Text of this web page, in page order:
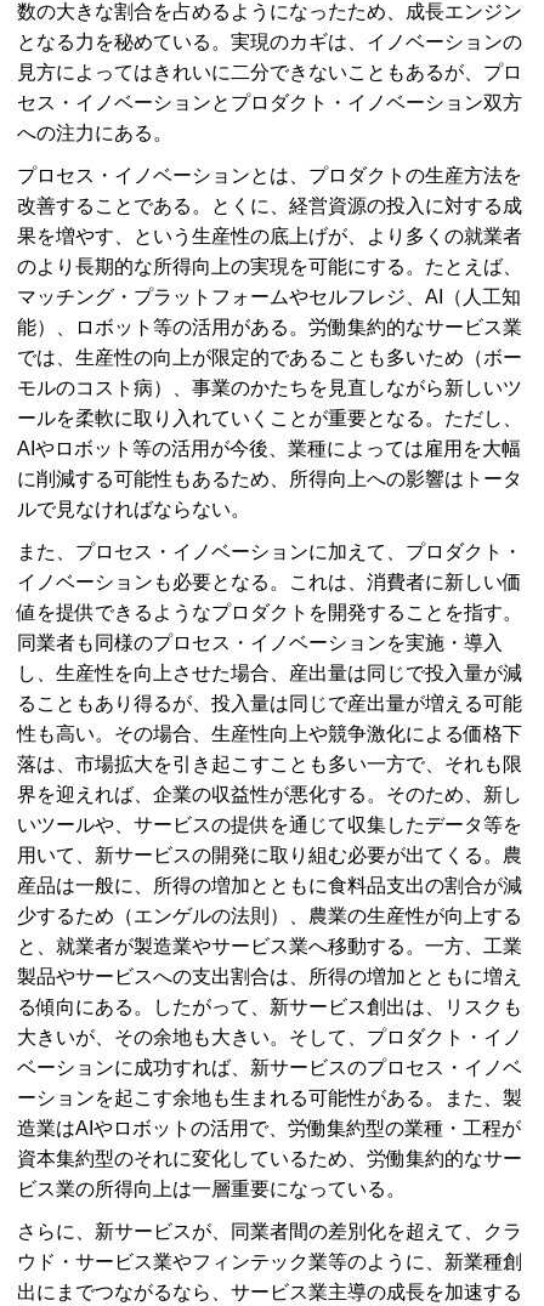
数の大きな割合を占めるようになったため、成長エンジン
となる力を秘めている。実現のカギは、イノベーションの
見方によってはきれいに二分できないこともあるが、プロ
セス・イノベーションとプロダクト・イノベーション双方
への注力にある。
プロセス・イノベーションとは、プロダクトの生産方法を
改善することである。とくに、経営資源の投入に対する成
果を増やす、という生産性の底上げが、より多くの就業者
のより長期的な所得向上の実現を可能にする。たとえば、
マッチング・プラットフォームやセルフレジ、 AI
（人工知
能）、ロボット等の活用がある。労働集約的なサービス業
では、生産性の向上が限定的であることも多いため（ボー
モルのコスト病）、事業のかたちを見直しながら新しいツ
ールを柔軟に取り入れていくことが重要となる。ただし、
AI やロボット等の活用が今後、業種によっては雇用を大幅
に削減する可能性もあるため、所得向上への影響はトータ
ルで見なければならない。
また、プロセス・イノベーションに加えて、プロダクト・
イノベーションも必要となる。これは、消費者に新しい価
値を提供できるようなプロダクトを開発することを指す。
同業者も同様のプロセス・イノベーションを実施・導入
し、生産性を向上させた場合、産出量は同じで投入量が減
ることもあり得るが、投入量は同じで産出量が増える可能
性も高い。その場合、生産性向上や競争激化による価格下
落は、市場拡大を引き起こすことも多い一方で、それも限
界を迎えれば、企業の収益性が悪化する。そのため、新し
いツールや、サービスの提供を通じて収集したデータ等を
用いて、新サービスの開発に取り組む必要が出てくる。農
産品は一般に、所得の増加とともに食料品支出の割合が減
少するため（エンゲルの法則）、農業の生産性が向上する
と、就業者が製造業やサービス業へ移動する。一方、工業
製品やサービスへの支出割合は、所得の増加とともに増え
る傾向にある。したがって、新サービス創出は、リスクも
大きいが、その余地も大きい。そして、プロダクト・イノ
ベーションに成功すれば、新サービスのプロセス・イノベ
ーションを起こす余地も生まれる可能性がある。また、製
造業はAI やロボットの活用で、労働集約型の業種・工程が
資本集約型のそれに変化しているため、労働集約的なサー
ビス業の所得向上は一層重要になっている。
さらに、新サービスが、同業者間の差別化を超えて、クラ
ウド・サービス業やフィンテック業等のように、新業種創
出にまでつながるなら、サービス業主導の成長を加速する